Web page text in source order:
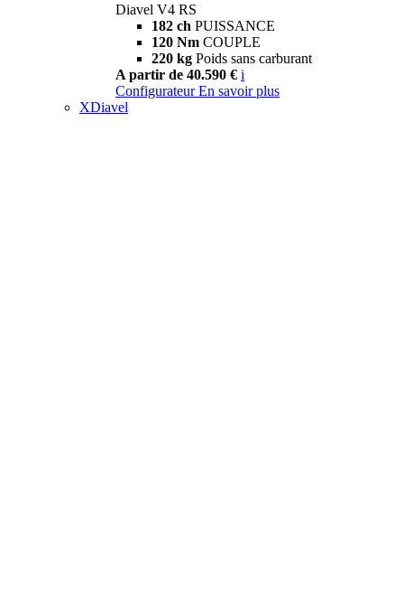
Diavel V4 RS
182 ch PUISSANCE
120 Nm COUPLE
220 kg Poids sans carburant
A partir de 40.590 € i
Configurateur En savoir plus
XDiavel